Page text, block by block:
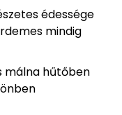
édessége
mindig
málna hűtőben